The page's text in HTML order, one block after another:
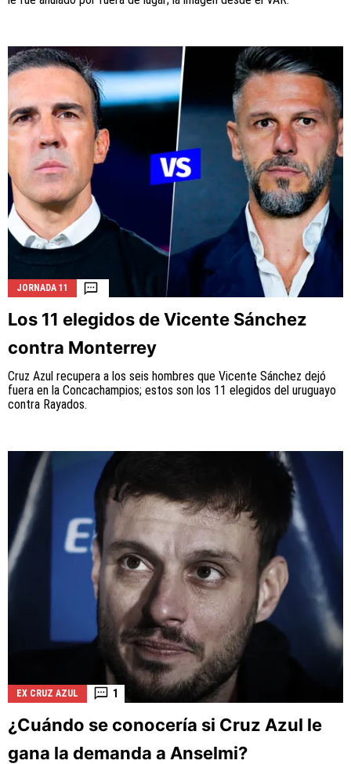
JORNADA 11
Los 11 elegidos de Vicente Sánchez
contra Monterrey
Cruz Azul recupera a los seis hombres que Vicente Sánchez dejó
fuera en la Concachampios; estos son los 11 elegidos del uruguayo
contra Rayados.
EX CRUZ AZUL 1
¿Cuándo se conocería si Cruz Azul le
gana la demanda a Anselmi?